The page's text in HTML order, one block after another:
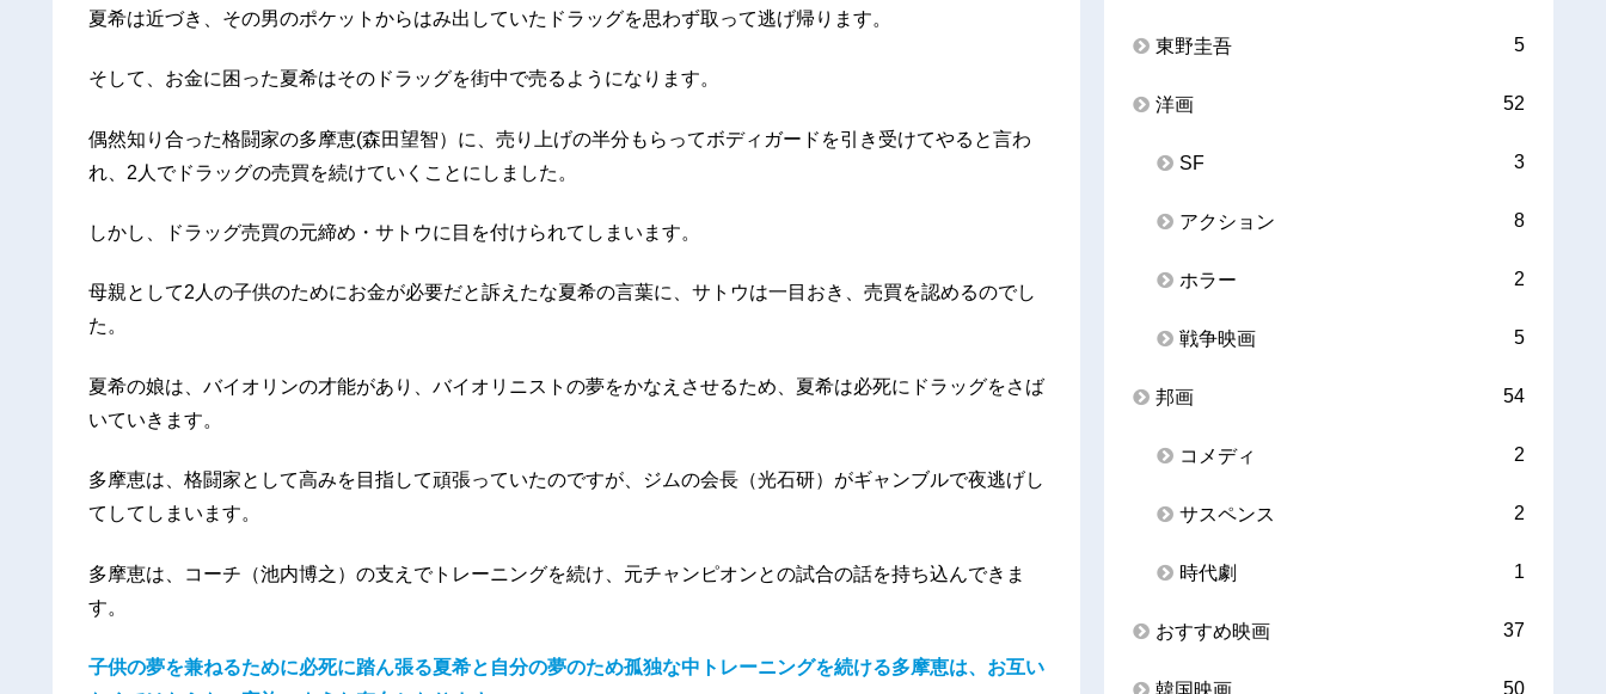
夏希は近づき、その男のポケットからはみ出していたドラッグを思わず取って逃げ帰ります。
そして、お金に困った夏希はそのドラッグを街中で売るようになります。
偶然知り合った格闘家の多摩恵(森田望智）に、売り上げの半分もらってボディガードを引き受けてやると言わ
れ、2人でドラッグの売買を続けていくことにしました。
しかし、ドラッグ売買の元締め・サトウに目を付けられてしまいます。
母親として2人の子供のためにお金が必要だと訴えたな夏希の言葉に、サトウは一目おき、売買を認めるのでし
た。
夏希の娘は、バイオリンの才能があり、バイオリニストの夢をかなえさせるため、夏希は必死にドラッグをさば
いていきます。
多摩恵は、格闘家として高みを目指して頑張っていたのですが、ジムの会長（光石研）がギャンブルで夜逃げし
てしてしまいます。
多摩恵は、コーチ（池内博之）の支えでトレーニングを続け、元チャンピオンとの試合の話を持ち込んできま
す。
子供の夢を兼ねるために必死に踏ん張る夏希と自分の夢のため孤独な中トレーニングを続ける多摩恵は、お互い
東野圭吾 5
洋画 52
SF 3
アクション 8
ホラー 2
戦争映画 5
邦画 54
コメディ 2
サスペンス 2
時代劇 1
おすすめ映画 37
50